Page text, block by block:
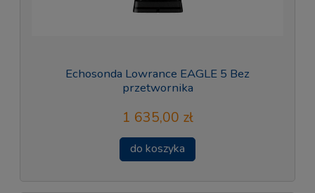
Echosonda Lowrance EAGLE 5 Bez
przetwornika
1 635,00 zł
do koszyka